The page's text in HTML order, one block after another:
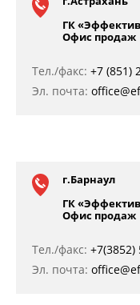
ГК
Офис продаж
Тел./факс: +7 (851)
Эл. почта:
г.Барнаул
ГК
Офис продаж
Тел./факс: +7(3852)
Эл. почта: